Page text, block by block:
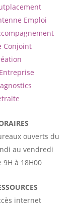
Emploi
Conjoint
ouverts du
au vendredi
9H à 18H00
internet